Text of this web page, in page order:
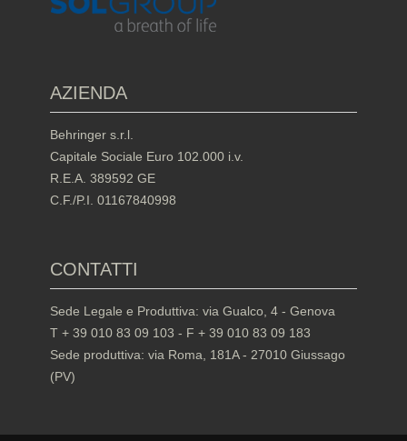
AZIENDA
Behringer s.r.l.
Capitale Sociale Euro 102.000 i.v.
R.E.A. 389592 GE
C.F./P.I. 01167840998
CONTATTI
Sede Legale e Produttiva: via Gualco, 4 - Genova
T + 39 010 83 09 103 - F + 39 010 83 09 183
Sede produttiva: via Roma, 181A - 27010 Giussago
(PV)